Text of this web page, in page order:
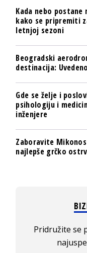
Kada nebo
kako se pripremiti
letnjoj sezoni
Beogradski
destinacija:
Gde se želje i
psihologiju i
inženjere
Zaboravite
najlepše grčko
Pridružite se